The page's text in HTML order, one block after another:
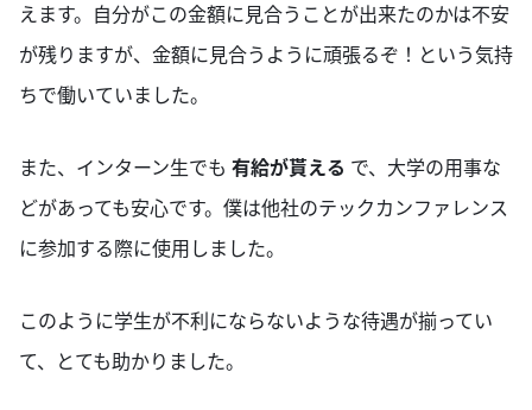
えます。自分がこの金額に見合うことが出来たのかは不安
が残りますが、金額に見合うように頑張るぞ！という気持
ちで働いていました。
また、インターン生でも 有給が貰える で、大学の用事な
どがあっても安心です。僕は他社のテックカンファレンス
に参加する際に使用しました。
このように学生が不利にならないような待遇が揃ってい
て、とても助かりました。